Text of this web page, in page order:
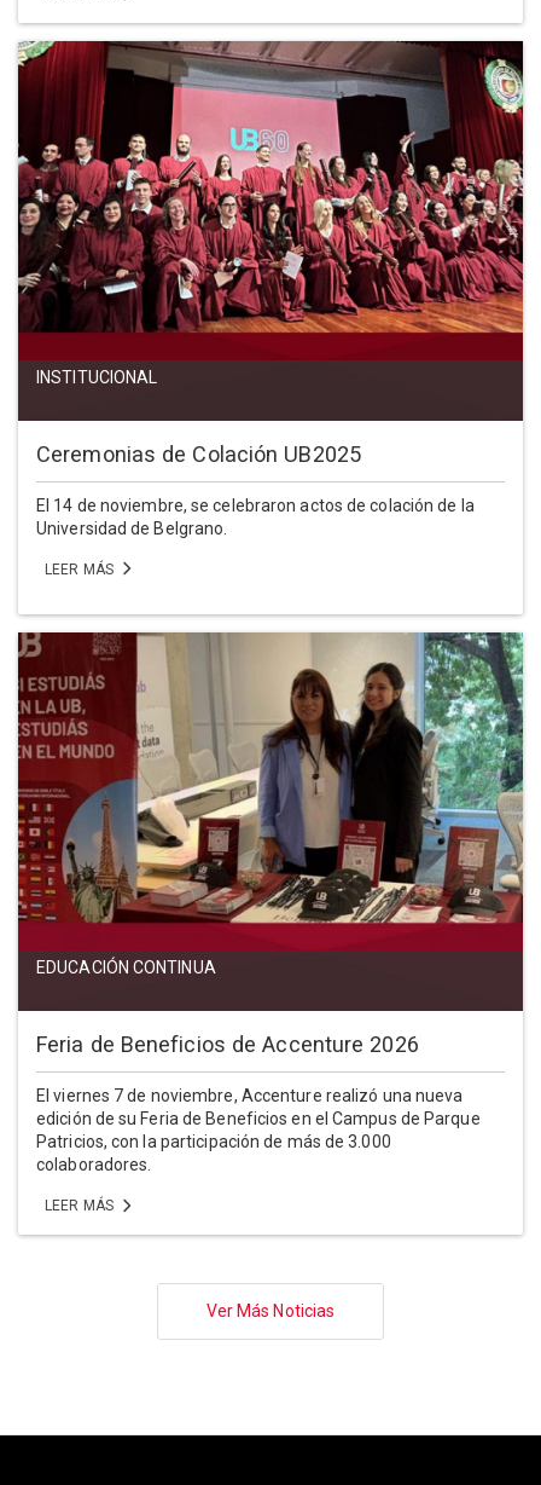
INSTITUCIONAL
Ceremonias de Colación UB2025
El 14 de noviembre, se celebraron actos de colación de la
Universidad de Belgrano.
LEER MÁS
EDUCACIÓN CONTINUA
Feria de Beneficios de Accenture 2026
El viernes 7 de noviembre, Accenture realizó una nueva
edición de su Feria de Beneficios en el Campus de Parque
Patricios, con la participación de más de 3.000
colaboradores.
LEER MÁS
Ver Más Noticias